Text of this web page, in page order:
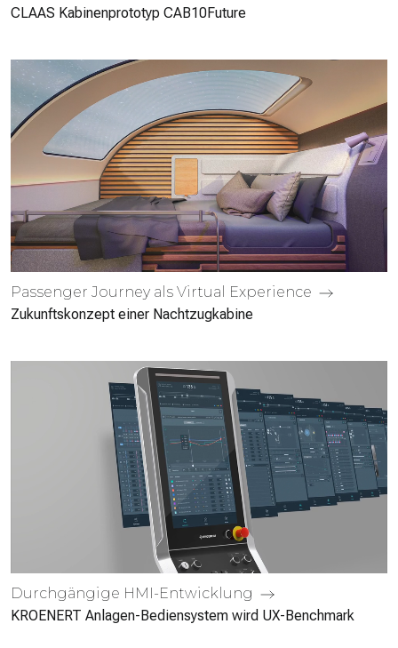
CLAAS Kabinen­prototyp CAB10Future
Passenger Journey als Virtual Experience
Zukunftskonzept einer Nachtzugkabine
Durchgängige HMI-Entwicklung
KROENERT Anlagen-Bediensystem wird UX-Benchmark